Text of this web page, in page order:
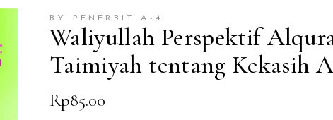
BY PENERBIT A-4
Waliyullah Perspektif
Taimiyah tentang Kekasih
Rp85.00